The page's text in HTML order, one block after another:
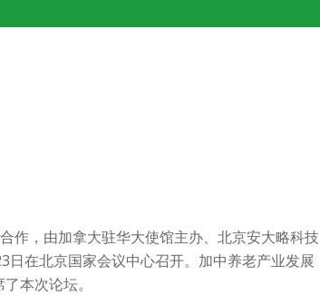
作，由加拿大驻华大使馆主办、北京安大略科技
在北京国家会议中心召开。加中养老产业发展
本次论坛。